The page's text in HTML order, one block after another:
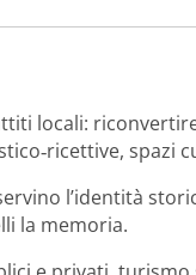
locali:
spazi
l’identità
la memoria.